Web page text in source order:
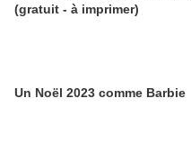
(gratuit - à imprimer)
Un Noël 2023 comme Barbie